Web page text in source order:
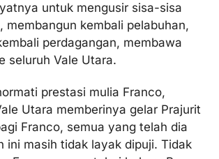
untuk mengusir sisa-sisa
membangun kembali pelabuhan,
perdagangan, membawa
seluruh Vale Utara.
prestasi mulia Franco,
Utara memberinya gelar Prajurit
Franco, semua yang telah dia
ini masih tidak layak dipuji. Tidak